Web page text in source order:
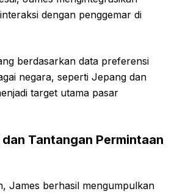
dengan penggemar di
berdasarkan data preferensi
negara, seperti Jepang dan
target utama pasar
dan Tantangan Permintaan
James berhasil mengumpulkan